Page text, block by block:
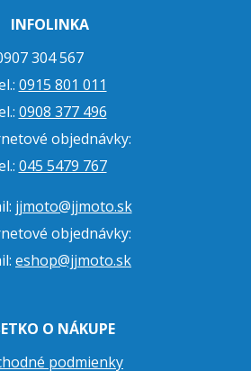
INFOLINKA
0907 304 567
0915 801 011
0908 377 496
objednávky:
045 5479 767
jjmoto@jjmoto.sk
objednávky:
eshop@jjmoto.sk
O NÁKUPE
podmienky